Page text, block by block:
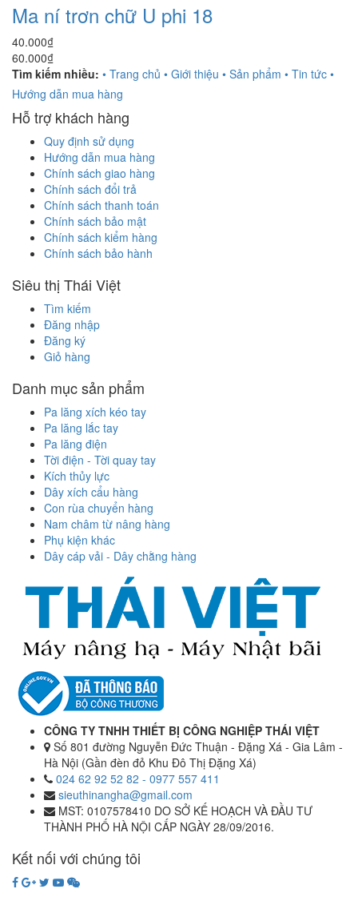
Ma ní trơn chữ U phi 18
40.000₫
60.000₫
Tìm kiếm nhiều: • Trang chủ • Giới thiệu • Sản phẩm • Tin tức •
Hướng dẫn mua hàng
Hỗ trợ khách hàng
Quy định sử dụng
Hướng dẫn mua hàng
Chính sách giao hàng
Chính sách đổi trả
Chính sách thanh toán
Chính sách bảo mật
Chính sách kiểm hàng
Chính sách bảo hành
Siêu thị Thái Việt
Tìm kiếm
Đăng nhập
Đăng ký
Giỏ hàng
Danh mục sản phẩm
Pa lăng xích kéo tay
Pa lăng lắc tay
Pa lăng điện
Tời điện - Tời quay tay
Kích thủy lực
Dây xích cẩu hàng
Con rùa chuyển hàng
Nam châm từ nâng hàng
Phụ kiện khác
Dây cáp vải - Dây chằng hàng
CÔNG TY TNHH THIẾT BỊ CÔNG NGHIỆP THÁI VIỆT
Số 801 đường Nguyễn Đức Thuận - Đặng Xá - Gia Lâm -
Hà Nội (Gần đèn đỏ Khu Đô Thị Đặng Xá)
024 62 92 52 82 - 0977 557 411
sieuthinangha@gmail.com
MST: 0107578410 DO SỞ KẾ HOẠCH VÀ ĐẦU TƯ
THÀNH PHỐ HÀ NỘI CẤP NGÀY 28/09/2016.
Kết nối với chúng tôi